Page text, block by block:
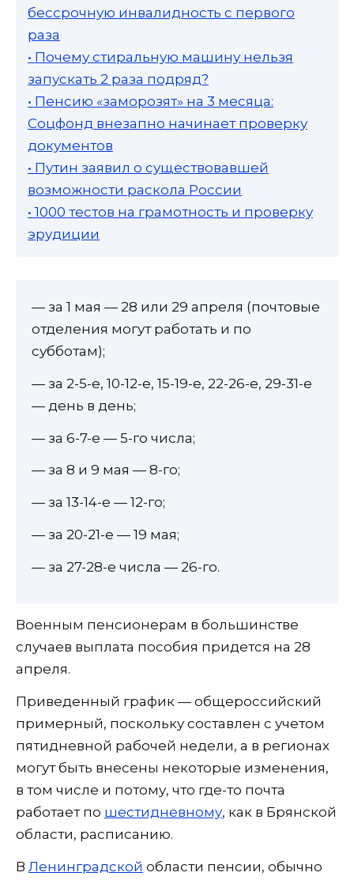
бессрочную инвалидность с первого
раза
• Почему стиральную машину нельзя
запускать 2 раза подряд?
• Пенсию «заморозят» на 3 месяца:
Соцфонд внезапно начинает проверку
документов
• Путин заявил о существовавшей
возможности раскола России
• 1000 тестов на грамотность и проверку
эрудиции
— за 1 мая — 28 или 29 апреля (почтовые
отделения могут работать и по
субботам);
— за 2-5-е, 10-12-е, 15-19-е, 22-26-е, 29-31-е
— день в день;
— за 6-7-е — 5-го числа;
— за 8 и 9 мая — 8-го;
— за 13-14-е — 12-го;
— за 20-21-е — 19 мая;
— за 27-28-е числа — 26-го.
Военным пенсионерам в большинстве
случаев выплата пособия придется на 28
апреля.
Приведенный график — общероссийский
примерный, поскольку составлен с учетом
пятидневной рабочей недели, а в регионах
могут быть внесены некоторые изменения,
в том числе и потому, что где-то почта
работает по шестидневному, как в Брянской
области, расписанию.
ВЛенинградской области пенсии, обычно